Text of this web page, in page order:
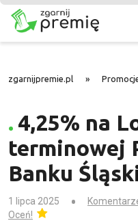
zgarnijpremie.pl »
4,25% na
terminowej
Banku
1 lipca 2025
Oceń!